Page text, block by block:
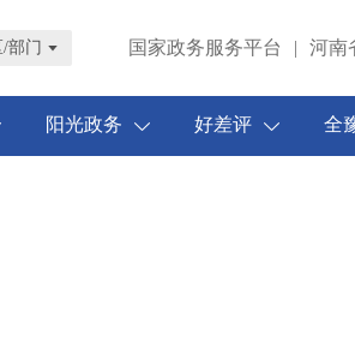
部门 国家政务服务平台 | 河南
阳光政务 好差评 全